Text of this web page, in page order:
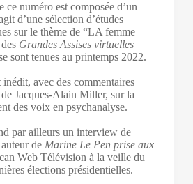
ce numéro est composée d’un
d’une sélection d’études
sur le thème de “LA femme
Grandes Assises virtuelles
sont tenues au printemps 2022.
avec des commentaires
Jacques-Alain Miller, sur la
des voix en psychanalyse.
par ailleurs un interview de
de Marine Le Pen prise aux
Web Télévision à la veille du
élections présidentielles.